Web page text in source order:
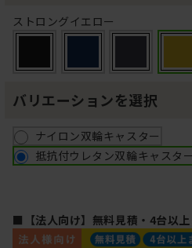
ストロングイエロー
バリエーションを選択
ナイロン双輪キャスター
抵抗付ウレタン双輪キャスター
■【法人向け】無料見積・4台以